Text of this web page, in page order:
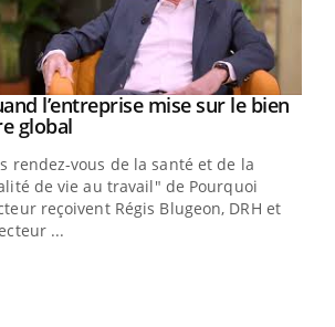
l’entreprise mise sur le bien
globalYoutube
rendez-vous de la santé et de la
de vie au travail" de Pourquoi
reçoivent Régis Blugeon, DRH et
...